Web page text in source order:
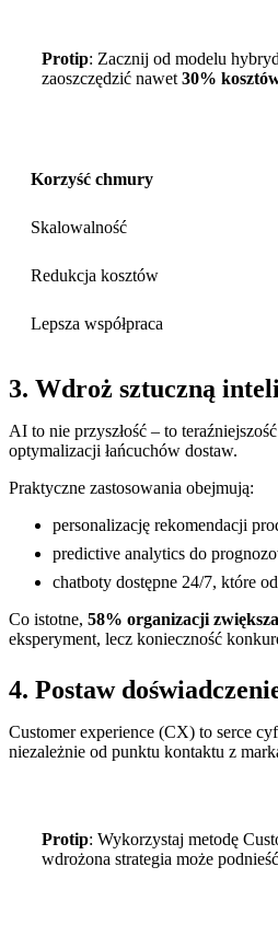
Protip: Zacznij od modelu
zaoszczędzić nawet 30%
Korzyść chmury
Skalowalność
Redukcja kosztów
Lepsza współpraca
3. Wdroż sztuczną
AI to nie przyszłość – to
optymalizacji łańcuchów dostaw.
Praktyczne zastosowania obejmują:
personalizację rekomendacji
predictive analytics do
chatboty dostępne 24/7, które
Co istotne, 58% organizacji
eksperyment, lecz konieczność
4. Postaw
Customer experience (CX) to serce
niezależnie od punktu kontaktu z
Protip: Wykorzystaj metodę
wdrożona strategia może